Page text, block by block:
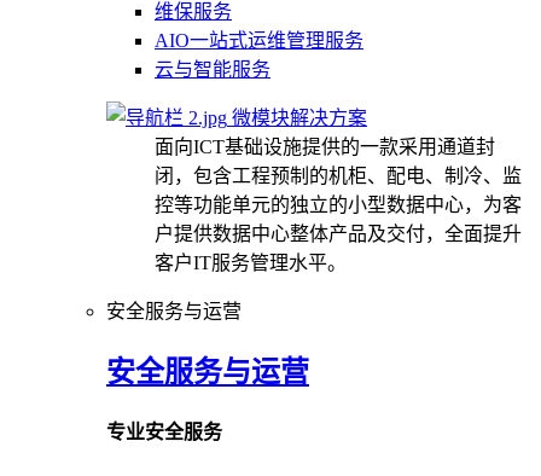
维保服务
AIO一站式运维管理服务
云与智能服务
微模块解决方案
面向ICT基础设施提供的一款采用通道封
闭，包含工程预制的机柜、配电、制冷、监
控等功能单元的独立的小型数据中心，为客
户提供数据中心整体产品及交付，全面提升
客户IT服务管理水平。
安全服务与运营
安全服务与运营
专业安全服务